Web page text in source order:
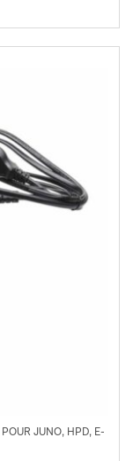
JUNO, HPD, E-